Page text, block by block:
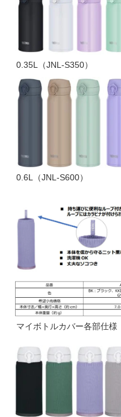
0.35L（JNL-S350）
0.6L（JNL-S600）
マイボトルカバー各部仕様